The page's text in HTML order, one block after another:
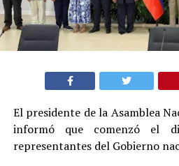
El presidente de la Asamblea
informó que comenzó el
representantes del Gobierno